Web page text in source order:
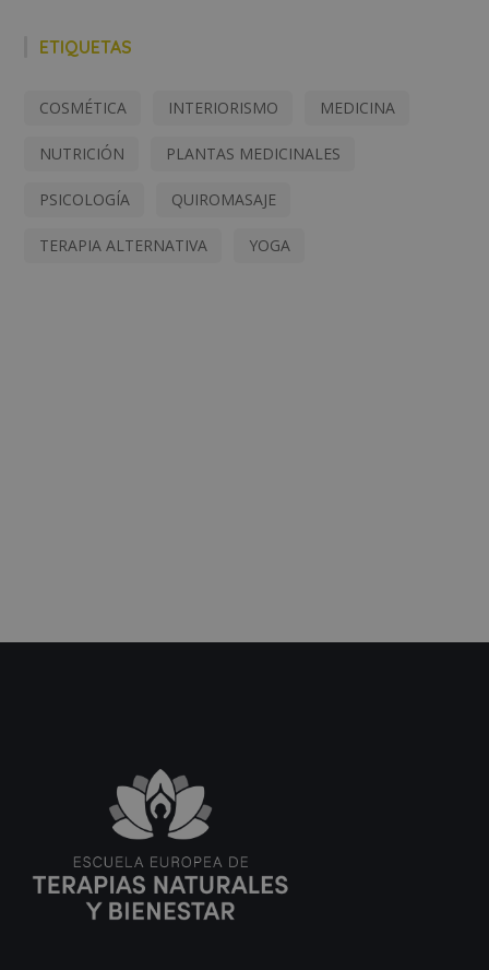
ETIQUETAS
COSMÉTICA INTERIORISMO MEDICINA
NUTRICIÓN PLANTAS MEDICINALES
PSICOLOGÍA QUIROMASAJE
TERAPIA ALTERNATIVA YOGA